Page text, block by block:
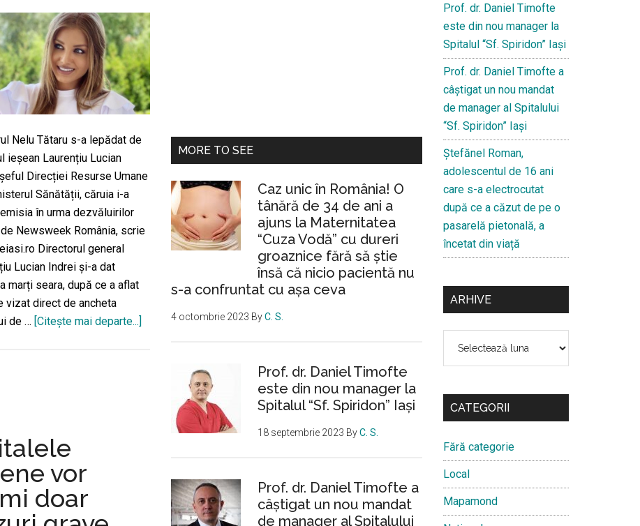
Nelu Tătaru s-a lepădat de
ieşean Laurențiu Lucian
Direcției Resurse Umane
Sănătății, căruia i-a
în urma dezvăluirilor
Newsweek România, scrie
Directorul general
Lucian Indrei și-a dat
marți seara, după ce a aflat
vizat direct de ancheta
de … [Citeşte mai departe...]
desprePrima
concurs:
vor
doar
MORE TO SEE
Caz unic în România! O
tânără de 34 de ani a
ajuns la Maternitatea
“Cuza Vodă” cu dureri
groaznice fără să ştie
însă că nicio pacientă nu
s-a confruntat cu așa ceva
4 octombrie 2023 ByC. S.
Prof. dr. Daniel Timofte
este din nou manager la
Spitalul “Sf. Spiridon” Iaşi
18 septembrie 2023 ByC. S.
Prof. dr. Daniel Timofte a
câștigat un nou mandat
de manager al Spitalului
Prof. dr. Daniel Timofte
este din nou manager la
Spitalul “Sf. Spiridon” Iaşi
Prof. dr. Daniel Timofte a
câștigat un nou mandat
de manager al Spitalului
“Sf. Spiridon” Iași
Ştefănel Roman,
adolescentul de 16 ani
care s-a electrocutat
după ce a căzut de pe o
pasarelă pietonală, a
încetat din viață
ARHIVE
CATEGORII
Fără categorie
Local
Mapamond